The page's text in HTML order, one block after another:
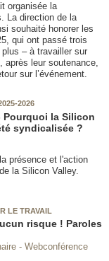
organisée la
La direction de la
souhaité honorer les
qui ont passé trois
– à travailler sur
après leur soutenance,
sur l’événement.
2026
Pourquoi la Silicon
syndicalisée ?
présence et l'action
la Silicon Valley.
LE TRAVAIL
risque ! Paroles
- Webconférence